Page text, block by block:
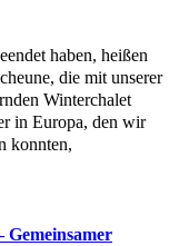
haben, heißen
die mit unserer
Winterchalet
in Europa, den wir
konnten,
Gemeinsamer